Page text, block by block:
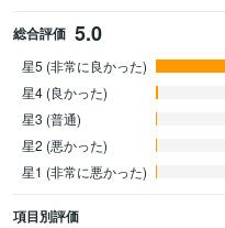
総合評価 5.0
星5 (非常に良かった)
星4 (良かった)
星3 (普通)
星2 (悪かった)
星1 (非常に悪かった)
項目別評価